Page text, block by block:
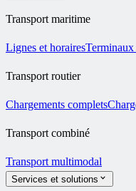
Transport maritime
Lignes et horairesTerminaux
Transport routier
Chargements complets
Transport combiné
Transport multimodal
Services et solutions